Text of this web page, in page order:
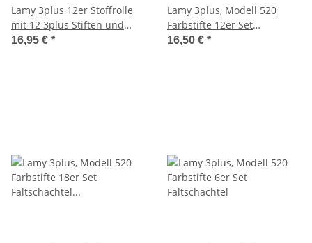
Lamy 3plus 12er Stoffrolle
mit 12 3plus Stiften und
dem Lamy Z80 Spitzer
16,95 € *
Lamy 3plus, Modell 520
Farbstifte 12er Set
Faltschachtel inklusive
16,50 € *